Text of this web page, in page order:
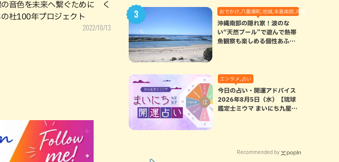
の音色を未来へ繋ぐために く
の杜100年プロジェクト
2022/10/13
おでかけ,八重瀬町,地域,本島南部,沖縄の海,自然
沖縄南部の隠れ家！波のな
い“天然プール”で遊んで熱帯
魚観察も楽しめる個性あふれ
エンタメ,占い
今日の占い・開運アドバイス
2026年8月5日（水）【琉球
鑑定士ミウマ まいにち九星気
Recommended by